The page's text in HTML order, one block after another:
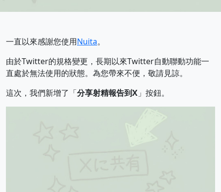
一直以來感謝您使用Nuita。
由於Twitter的規格變更，長期以來Twitter自動聯動功能一
直處於無法使用的狀態。為您帶來不便，敬請見諒。
這次，我們新增了「分享射精報告到X 」按鈕。